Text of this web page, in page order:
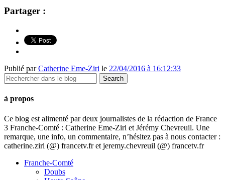
Partager :
Publié parCatherine Eme-Ziri le 22/04/2016 à 16:12:33
à propos
Ce blog est alimenté par deux journalistes de la rédaction de France
3 Franche-Comté : Catherine Eme-Ziri et Jérémy Chevreuil. Une
remarque, une info, un commentaire, n’hésitez pas à nous contacter :
catherine.ziri (@) francetv.fr et jeremy.chevreuil (@) francetv.fr
Franche-Comté
Doubs